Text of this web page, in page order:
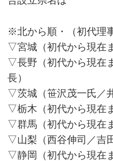
※北から順・（初代理
▽宮城（初代から現在
▽長野（初代から現在
長）
▽茨城（笹沢茂一氏／
▽栃木（初代から現在
▽群馬（初代から現在
▽山梨（西谷伸司／吉
▽静岡（初代から現在